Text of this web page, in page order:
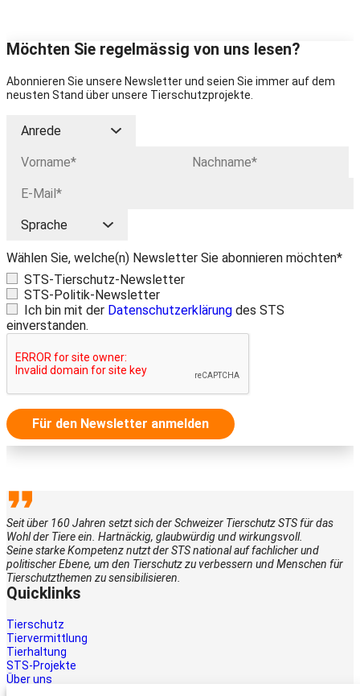
Möchten Sie regelmässig von uns lesen?
Abonnieren Sie unsere Newsletter und seien Sie immer auf dem
neusten Stand über unsere Tierschutzprojekte.
Wählen Sie, welche(n) Newsletter Sie abonnieren möchten*
STS-Tierschutz-Newsletter
STS-Politik-Newsletter
Ich bin mit der Datenschutzerklärung des STS
einverstanden.
Für den Newsletter anmelden
Seit über 160 Jahren setzt sich der Schweizer Tierschutz STS für das
Wohl der Tiere ein. Hartnäckig, glaubwürdig und wirkungsvoll.
Seine starke Kompetenz nutzt der STS national auf fachlicher und
politischer Ebene, um den Tierschutz zu verbessern und Menschen für
Tierschutzthemen zu sensibilisieren.
Quicklinks
Tierschutz
Tiervermittlung
Tierhaltung
STS-Projekte
Über uns